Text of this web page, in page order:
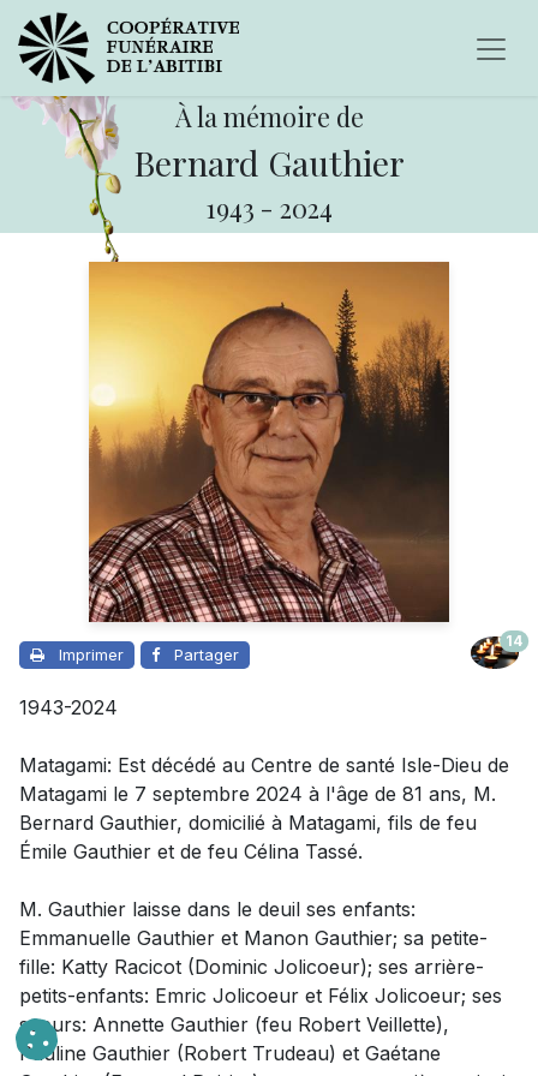
À la mémoire de
Bernard Gauthier
1943 - 2024
Imprimer Partager
14
1943-2024
Matagami: Est décédé au Centre de santé Isle-Dieu de
Matagami le 7 septembre 2024 à l'âge de 81 ans, M.
Bernard Gauthier, domicilié à Matagami, fils de feu
Émile Gauthier et de feu Célina Tassé.
M. Gauthier laisse dans le deuil ses enfants:
Emmanuelle Gauthier et Manon Gauthier; sa petite-
fille: Katty Racicot (Dominic Jolicoeur); ses arrière-
petits-enfants: Emric Jolicoeur et Félix Jolicoeur; ses
soeurs: Annette Gauthier (feu Robert Veillette),
Pauline Gauthier (Robert Trudeau) et Gaétane